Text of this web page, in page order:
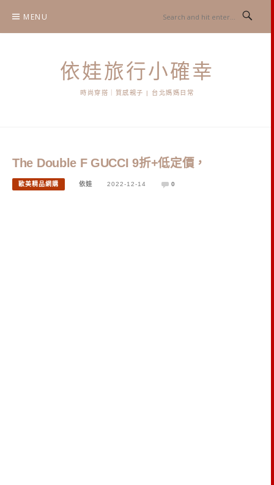
content
MENU
依娃旅行小確幸
時尚穿搭｜質感親子 | 台北媽媽日常
The Double F GUCCI 9折+低定價，
歐美精品網購 依娃 2022-12-14 0